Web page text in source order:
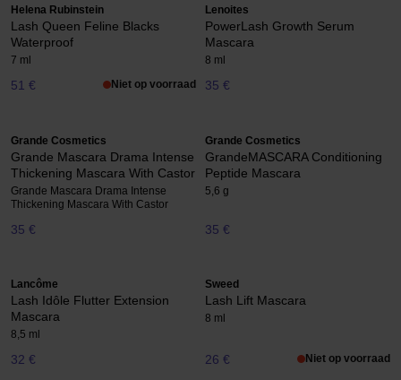
Helena Rubinstein
Lash Queen Feline Blacks
Waterproof
7 ml
51 € Niet op voorraad
Lenoites
PowerLash Growth Serum
Mascara
8 ml
35 €
Grande Cosmetics
Grande Mascara Drama Intense
Thickening Mascara With Castor
Grande Mascara Drama Intense
Thickening Mascara With Castor
35 €
Grande Cosmetics
GrandeMASCARA Conditioning
Peptide Mascara
5,6 g
35 €
Lancôme
Lash Idôle Flutter Extension
Mascara
8,5 ml
32 €
Sweed
Lash Lift Mascara
8 ml
26 € Niet op voorraad